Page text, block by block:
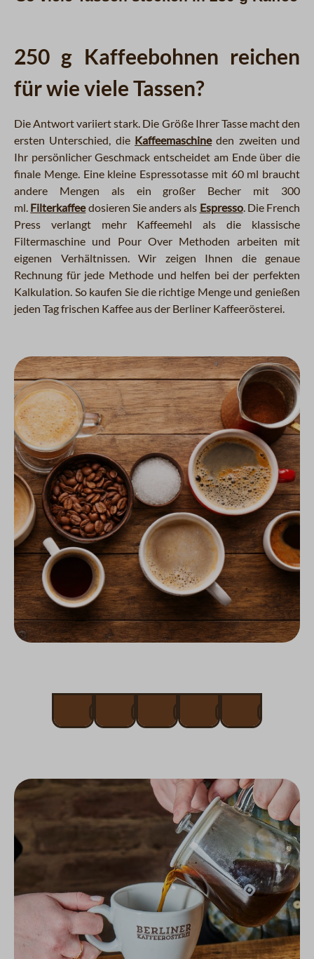
250 g Kaffeebohnen reichen
für wie viele Tassen?
Die Antwort variiert stark. Die Größe Ihrer Tasse macht den
ersten Unterschied, die Kaffeemaschineden zweiten und
Ihr persönlicher Geschmack entscheidet am Ende über die
finale Menge. Eine kleine Espressotasse mit 60 ml braucht
andere Mengen als ein großer Becher mit 300
ml. Filterkaffeedosieren Sie anders als Espresso. Die French
Press verlangt mehr Kaffeemehl als die klassische
Filtermaschine und Pour Over Methoden arbeiten mit
eigenen Verhältnissen. Wir zeigen Ihnen die genaue
Rechnung für jede Methode und helfen bei der perfekten
Kalkulation. So kaufen Sie die richtige Menge und genießen
jeden Tag frischen Kaffee aus der Berliner Kaffeerösterei.